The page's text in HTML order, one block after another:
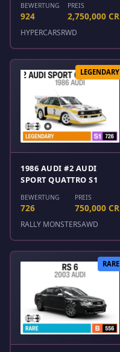
BEWERTUNG
924
PREIS
2,750,000 CR
HYPERCARSRWD
LEGENDARY
1986 AUDI #2 AUDI
SPORT QUATTRO S1
BEWERTUNG
726
PREIS
750,000 CR
RALLY MONSTERSAWD
RARE